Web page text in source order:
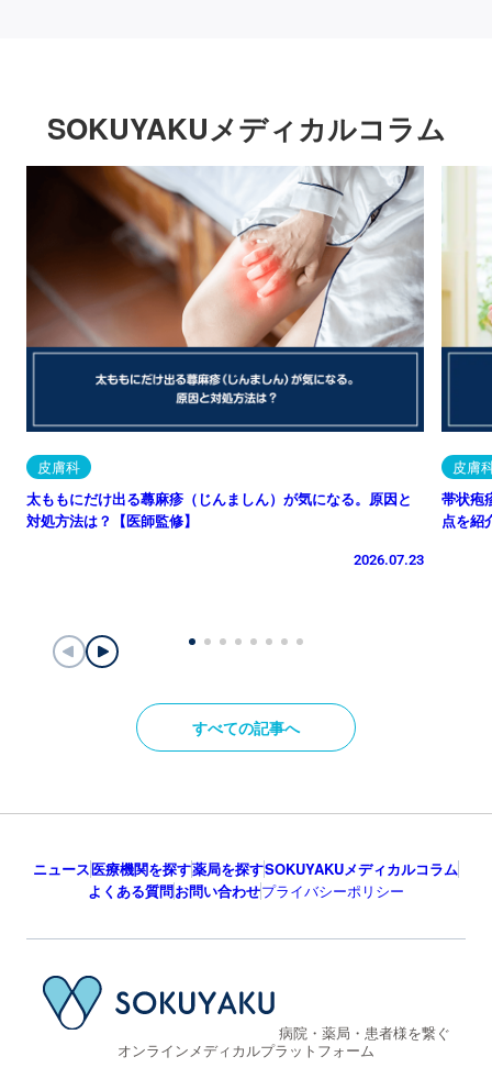
SOKUYAKUメディカルコラム
皮膚科
太ももにだけ出る蕁麻疹（じんましん）が気になる。原因と
対処方法は？【医師監修】
2026.07.23
皮膚
帯状疱
点を紹
すべての記事へ
ニュース医療機関を探す薬局を探すSOKUYAKUメディカルコラム
よくある質問お問い合わせプライバシーポリシー
病院・薬局・患者様を繋ぐ
オンラインメディカルプラットフォーム